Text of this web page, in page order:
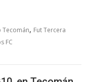
Tecomán, Fut Tercera
FC